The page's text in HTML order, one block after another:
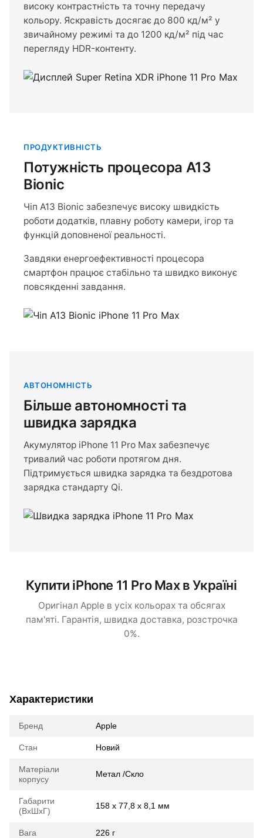
високу контрастність та точну передачу
кольору. Яскравість досягає до 800 кд/м² у
звичайному режимі та до 1200 кд/м² під час
перегляду HDR-контенту.
ПРОДУКТИВНІСТЬ
Потужність процесора A13
Bionic
Чіп A13 Bionic забезпечує високу швидкість
роботи додатків, плавну роботу камери, ігор та
функцій доповненої реальності.
Завдяки енергоефективності процесора
смартфон працює стабільно та швидко виконує
повсякденні завдання.
АВТОНОМНІСТЬ
Більше автономності та
швидка зарядка
Акумулятор iPhone 11 Pro Max забезпечує
тривалий час роботи протягом дня.
Підтримується швидка зарядка та бездротова
зарядка стандарту Qi.
Купити iPhone 11 Pro Max в Україні
Оригінал Apple в усіх кольорах та обсягах
пам'яті. Гарантія, швидка доставка, розстрочка
0%.
Характеристики
Бренд Apple
Стан Новий
Матеріали
корпусу
Метал /Скло
Габарити
(ВхШхГ)
158 x 77,8 x 8,1 мм
Вага 226 г